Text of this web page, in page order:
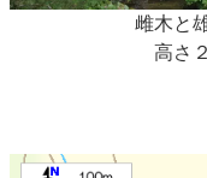
雌木と
高さ